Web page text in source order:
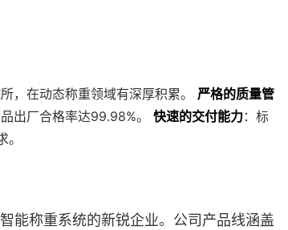
，在动态称重领域有深厚积累。 严格的质量管
出厂合格率达99.98%。 快速的交付能力：标
能称重系统的新锐企业。公司产品线涵盖